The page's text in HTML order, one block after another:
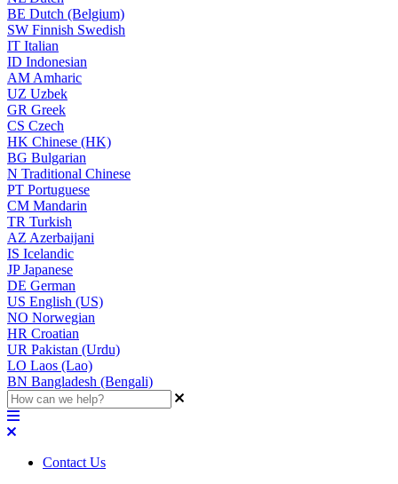
BE Dutch (Belgium)
SW Finnish Swedish
IT Italian
ID Indonesian
AM Amharic
UZ Uzbek
GR Greek
CS Czech
HK Chinese (HK)
BG Bulgarian
N Traditional Chinese
PT Portuguese
CM Mandarin
TR Turkish
AZ Azerbaijani
IS Icelandic
JPJapanese
DE German
US English (US)
NO Norwegian
HR Croatian
UR Pakistan (Urdu)
LO Laos (Lao)
BN Bangladesh (Bengali)
Contact Us